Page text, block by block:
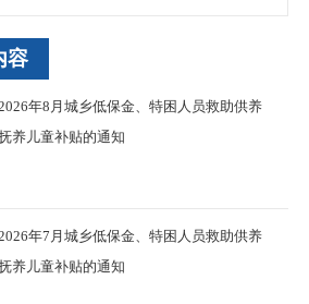
容
年8月城乡低保金、特困人员救助供养
养儿童补贴的通知
年7月城乡低保金、特困人员救助供养
养儿童补贴的通知